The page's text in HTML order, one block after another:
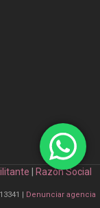
Razón Social
| Denunciar agencia